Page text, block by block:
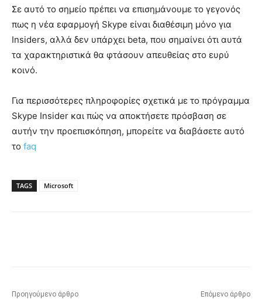
Σε αυτό το σημείο πρέπει να επισημάνουμε το γεγονός
πως η νέα εφαρμογή Skype είναι διαθέσιμη μόνο για
Insiders, αλλά δεν υπάρχει beta, που σημαίνει ότι αυτά
τα χαρακτηριστικά θα φτάσουν απευθείας στο ευρύ
κοινό.
Για περισσότερες πληροφορίες σχετικά με το πρόγραμμα
Skype Insider και πώς να αποκτήσετε πρόσβαση σε
αυτήν την προεπισκόπηση, μπορείτε να διαβάσετε αυτό
το faq
TAGS Microsoft
Προηγούμενο άρθρο Επόμενο άρθρο